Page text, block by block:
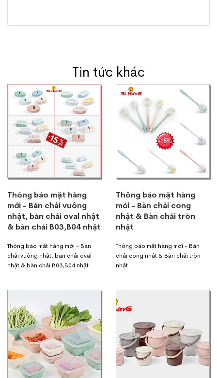
Tin tức khác
Thông báo mặt hàng
mới - Bàn chải vuông
nhật, bàn chải oval nhật
& bàn chải B03,B04 nhật
Thông báo mặt hàng mới - Bàn
chải vuông nhật, bàn chải oval
nhật & bàn chải B03,B04 nhật
Thông báo mặt hàng
mới - Bàn chải cong
nhật & Bàn chải tròn
nhật
Thông báo mặt hàng mới - Bàn
chải cong nhật & Bàn chải tròn
nhật